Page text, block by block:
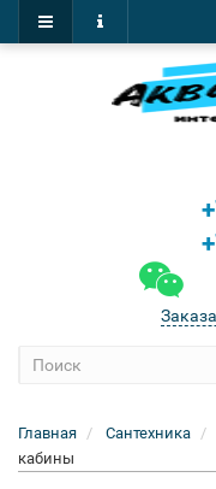
Главная Сантехника
кабины